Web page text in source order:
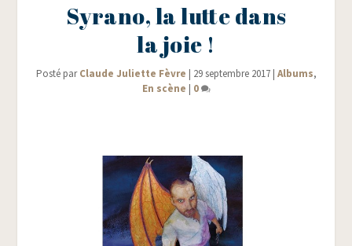
Syrano, la lutte dans
la joie !
Posté parClaude Juliette Fèvre | 29 septembre 2017| Albums,
En scène | 0